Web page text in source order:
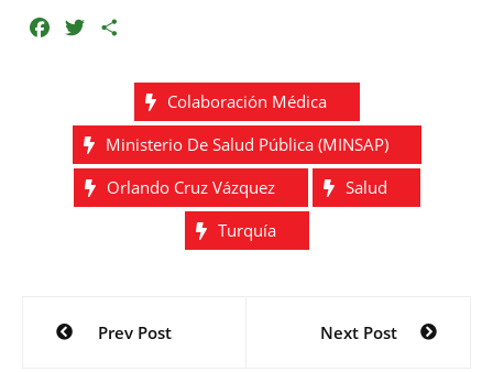
t
e
r
m
a
r
t
i
Colaboración Médica
Ministerio De Salud Pública (MINSAP)
Orlando Cruz Vázquez
Salud
Turquía
Navegación
Prev Post Next Post